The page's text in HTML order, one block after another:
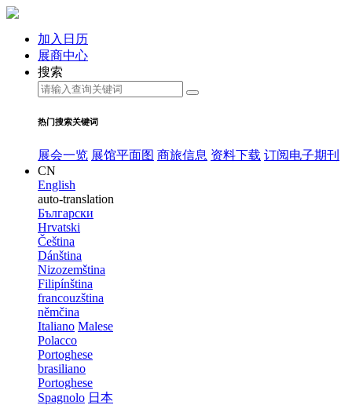
加入日历
展商中心
搜索
热门搜索关键词
展会一览 展馆平面图 商旅信息 资料下载 订阅电子期刊
CN
English
auto-translation
Български
Hrvatski
Čeština
Dánština
Nizozemština
Filipínština
francouzština
němčina
Italiano Malese
Polacco
Portoghese
brasiliano
Portoghese
Spagnolo 日本